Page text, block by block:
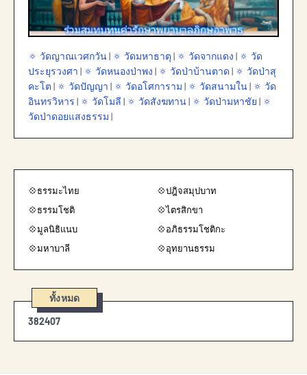
🔅 วัดญาณเวศกวัน| 🔅 วัดมหาธาตุ | 🔅 วัดจากแดง | 🔅 วัด
ประยุรวงศา | 🔅 วัดหนองป่าพง | 🔅 วัดป่าบ้านตาด | 🔅 วัดป่าสุ
คะโต | 🔅 วัดปัญญา | 🔅 วัดอโศการาม | 🔅 วัดสนามใน| 🔅 วัด
อินทรวิหาร | 🔅 วัดโมลี | 🔅 วัดสังฆทาน| 🔅 วัดป่ามหาชัย | 🔅
วัดป่าดอยแสงธรรม |
💠ธรรมะไทย
💠ปฎิจสมุปบาท
💠ธรรมโชติ
💠ไตรสิกขา
💠มูลนิธิแนบ
💠อภิธรรมโชติกะ
💠มหาบาลี
💠อุทยานธรรม
ทั้งหมด
382407